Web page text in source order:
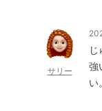
サリー
強
い